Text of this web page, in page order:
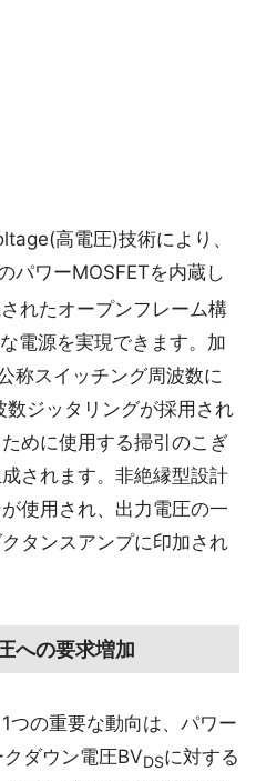
高電圧)技術により、
パワーMOSFETを内蔵し
れたオープンフレーム構
電源を実現できます。加
称スイッチング周波数に
ジッタリングが採用され
めに使用する掃引のこぎ
されます。非絶縁型設計
使用され、出力電圧の一
タンスアンプに印加され
への要求増加
つの重要な動向は、パワー
ダウン電圧BVDSに対する